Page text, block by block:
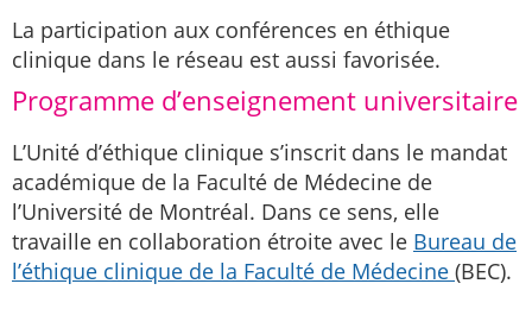
La participation aux conférences en éthique
clinique dans le réseau est aussi favorisée.
Programme d’enseignement universitaire
L’Unité d’éthique clinique s’inscrit dans le mandat
académique de la Faculté de Médecine de
l’Université de Montréal. Dans ce sens, elle
travaille en collaboration étroite avec le Bureau de
l’éthique clinique de la Faculté de Médecine (BEC).